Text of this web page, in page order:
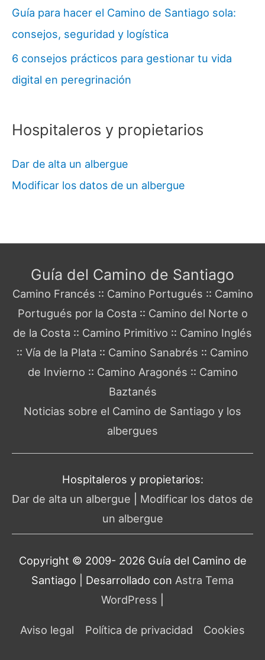
Guía para hacer el Camino de Santiago sola:
consejos, seguridad y logística
6 consejos prácticos para gestionar tu vida
digital en peregrinación
Hospitaleros y propietarios
Dar de alta un albergue
Modificar los datos de un albergue
Guía del Camino de Santiago
Camino Francés :: Camino Portugués :: Camino
Portugués por la Costa :: Camino del Norte o
de la Costa :: Camino Primitivo :: Camino Inglés
:: Vía de la Plata :: Camino Sanabrés :: Camino
de Invierno :: Camino Aragonés :: Camino
Baztanés
Noticias sobre el Camino de Santiago y los
albergues
Hospitaleros y propietarios:
Dar de alta un albergue
Modificar los datos de
un albergue
Copyright © 2009- 2026 Guía del Camino de
Santiago | Desarrollado con Astra Tema
WordPress
Aviso legal Política de privacidad Cookies